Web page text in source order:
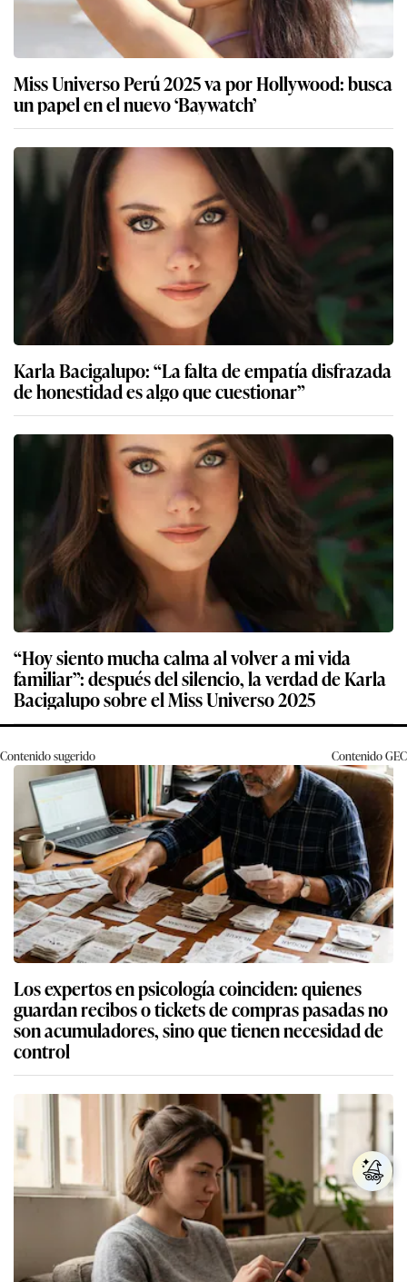
Miss Universo Perú 2025 va por Hollywood: busca
un papel en el nuevo ‘Baywatch’
Karla Bacigalupo: “La falta de empatía disfrazada
de honestidad es algo que cuestionar”
“Hoy siento mucha calma al volver a mi vida
familiar”: después del silencio, la verdad de Karla
Bacigalupo sobre el Miss Universo 2025
Contenido sugerido ContenidoGEC
Los expertos en psicología coinciden: quienes
guardan recibos o tickets de compras pasadas no
son acumuladores, sino que tienen necesidad de
control